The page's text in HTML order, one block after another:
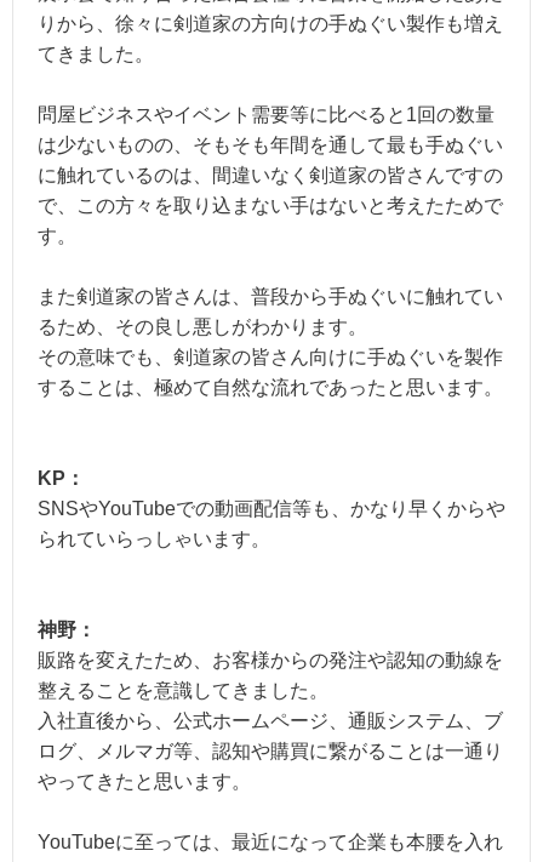
りから、徐々に剣道家の方向けの手ぬぐい製作も増え
てきました。
問屋ビジネスやイベント需要等に比べると1回の数量
は少ないものの、そもそも年間を通して最も手ぬぐい
に触れているのは、間違いなく剣道家の皆さんですの
で、この方々を取り込まない手はないと考えたためで
す。
また剣道家の皆さんは、普段から手ぬぐいに触れてい
るため、その良し悪しがわかります。
その意味でも、剣道家の皆さん向けに手ぬぐいを製作
することは、極めて自然な流れであったと思います。
KP：
SNSやYouTubeでの動画配信等も、かなり早くからや
られていらっしゃいます。
神野：
販路を変えたため、お客様からの発注や認知の動線を
整えることを意識してきました。
入社直後から、公式ホームページ、通販システム、ブ
ログ、メルマガ等、認知や購買に繋がることは一通り
やってきたと思います。
YouTubeに至っては、最近になって企業も本腰を入れ